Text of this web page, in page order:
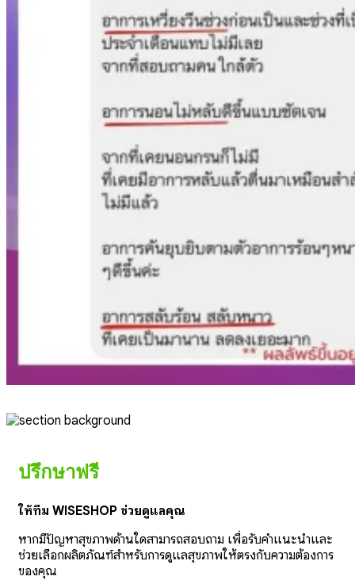
ปรึกษาฟรี
ให้ทีม WISESHOP ช่วยดูแลคุณ
หากมีปัญหาสุขภาพด้านใดสามารถสอบถาม เพื่อรับคำแนะนำและ
ช่วยเลือกผลิตภัณฑ์สำหรับการดูแลสุขภาพให้ตรงกับความต้องการ
ของคุณ